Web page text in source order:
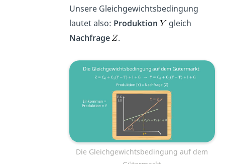
Unsere Gleichgewichtsbedingung
lautet also: Produktion
gleich
Nachfrage
.
Die Gleichgewichtsbedingung auf dem